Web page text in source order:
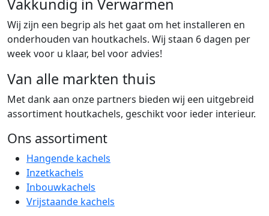
Vakkundig in Verwarmen
Wij zijn een begrip als het gaat om het installeren en
onderhouden van houtkachels. Wij staan 6 dagen per
week voor u klaar, bel voor advies!
Van alle markten thuis
Met dank aan onze partners bieden wij een uitgebreid
assortiment houtkachels, geschikt voor ieder interieur.
Ons assortiment
Hangende kachels
Inzetkachels
Inbouwkachels
Vrijstaande kachels